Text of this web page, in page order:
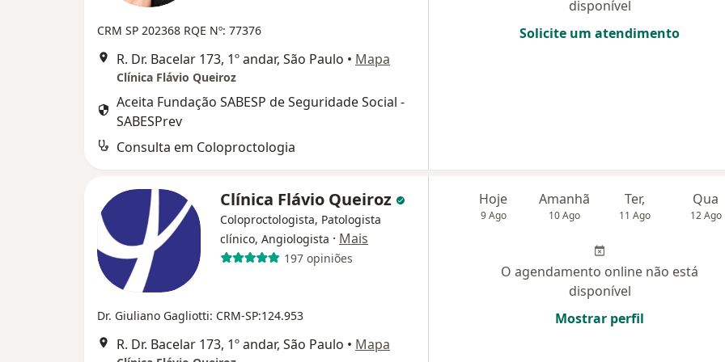
CRM SP 202368 RQE Nº: 77376
R. Dr. Bacelar 173, 1º andar, São Paulo • Mapa
Clínica Flávio Queiroz
Aceita Fundação SABESP de Seguridade Social -
SABESPrev
Consulta em Coloproctologia
disponível
Solicite um atendimento
Clínica Flávio Queiroz
Coloproctologista, Patologista
clínico, Angiologista · Mais
197 opiniões
Dr. Giuliano Gagliotti: CRM-SP:124.953
R. Dr. Bacelar 173, 1º andar, São Paulo • Mapa
Hoje
9 Ago
Amanhã
10 Ago
Ter,
11 Ago
Qua
12 Ago
O agendamento online não está
disponível
Mostrar perfil